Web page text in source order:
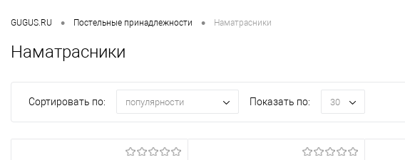
GUGUS.RU • Постельные принадлежности • Наматрасники
Наматрасники
Сортировать по: популярности Показать по: 30